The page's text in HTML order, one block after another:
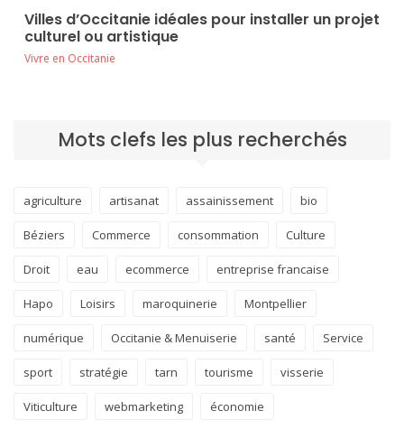
Villes d’Occitanie idéales pour installer un projet
culturel ou artistique
Vivre en Occitanie
Mots clefs les plus recherchés
agriculture artisanat assainissement bio
Béziers Commerce consommation Culture
Droit eau ecommerce entreprise francaise
Hapo Loisirs maroquinerie Montpellier
numérique Occitanie & Menuiserie santé Service
sport stratégie tarn tourisme visserie
Viticulture webmarketing économie